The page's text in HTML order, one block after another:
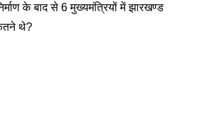
के बाद से 6 मुख्यमंत्रियों में झारखण्ड
थे?